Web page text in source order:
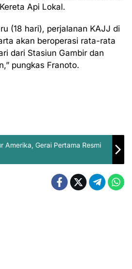
Api Lokal.
(18 hari), perjalanan KAJJ di
akan beroperasi rata-rata
dari Stasiun Gambir dan
pungkas Franoto.
Amerika, Gerai Pertama Resmi